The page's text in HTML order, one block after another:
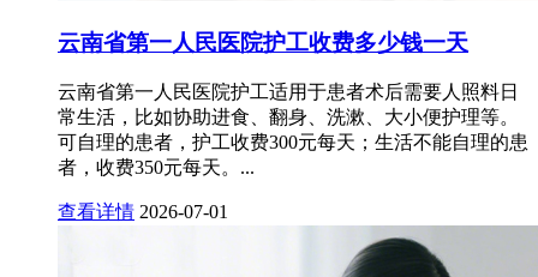
云南省第一人民医院护工收费多少钱一天
云南省第一人民医院护工适用于患者术后需要人照料日
常生活，比如协助进食、翻身、洗漱、大小便护理等。
可自理的患者，护工收费300元每天；生活不能自理的患
者，收费350元每天。...
查看详情 2026-07-01